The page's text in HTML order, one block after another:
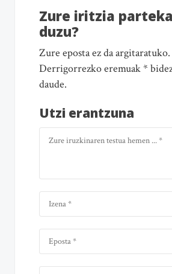
Zure iritzia
duzu?
Zure eposta ez da argitaratuko.
Derrigorrezko eremuak *
daude.
Utzi erantzuna